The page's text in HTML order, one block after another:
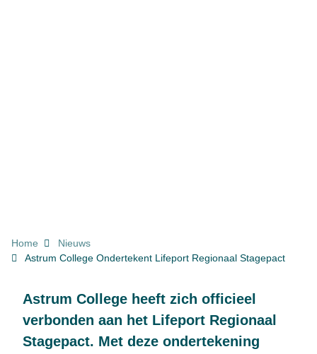
KRUIMELPAD
Home
Nieuws
Astrum College Ondertekent Lifeport Regionaal Stagepact
Astrum College heeft zich officieel
verbonden aan het Lifeport Regionaal
Stagepact. Met deze ondertekening